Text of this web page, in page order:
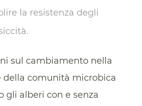
la resistenza degli
sul cambiamento nella
della comunità microbica
gli alberi con e senza